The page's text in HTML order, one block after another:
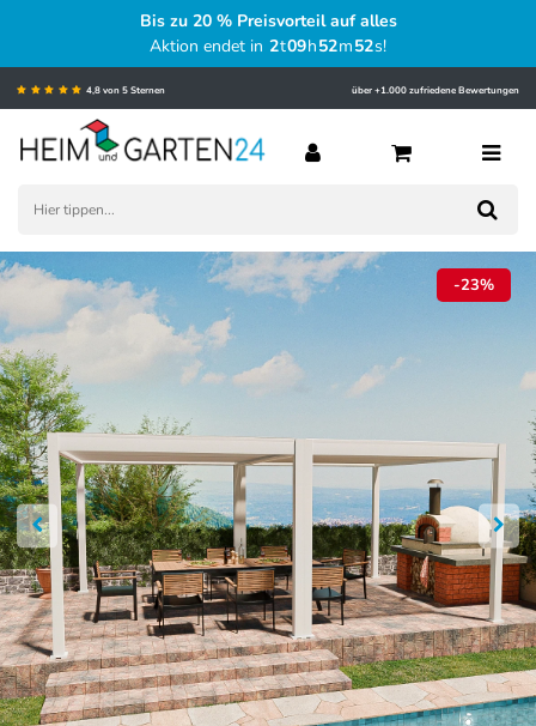
Bis zu 20 % Preisvorteil auf alles
Aktion endet in 2t09h52m51s!
4,8 von 5 Sternen über +1.000 zufriedene Bewertungen
-23%